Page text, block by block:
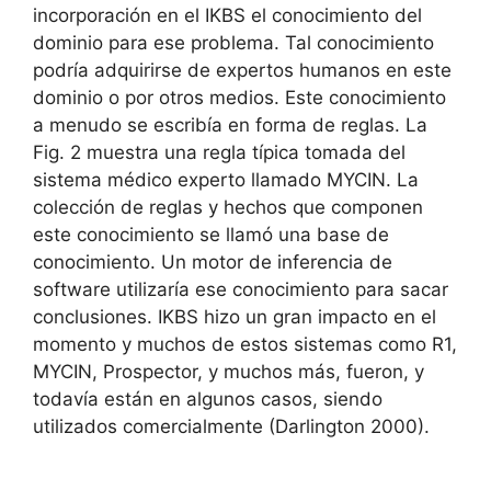
incorporación en el IKBS el conocimiento del
dominio para ese problema. Tal conocimiento
podría adquirirse de expertos humanos en este
dominio o por otros medios. Este conocimiento
a menudo se escribía en forma de reglas. La
Fig. 2 muestra una regla típica tomada del
sistema médico experto llamado MYCIN. La
colección de reglas y hechos que componen
este conocimiento se llamó una base de
conocimiento. Un motor de inferencia de
software utilizaría ese conocimiento para sacar
conclusiones. IKBS hizo un gran impacto en el
momento y muchos de estos sistemas como R1,
MYCIN, Prospector, y muchos más, fueron, y
todavía están en algunos casos, siendo
utilizados comercialmente (Darlington 2000).